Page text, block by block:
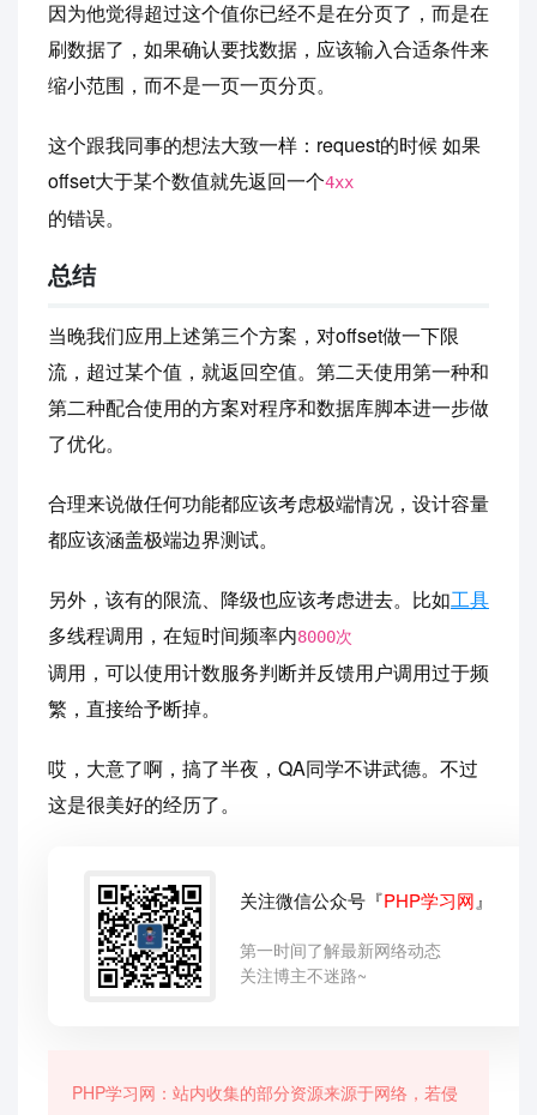
因为他觉得超过这个值你已经不是在分页了，而是在
刷数据了，如果确认要找数据，应该输入合适条件来
缩小范围，而不是一页一页分页。
这个跟我同事的想法大致一样：request的时候 如果
offset大于某个数值就先返回一个4xx
的错误。
总结
当晚我们应用上述第三个方案，对offset做一下限
流，超过某个值，就返回空值。第二天使用第一种和
第二种配合使用的方案对程序和数据库脚本进一步做
了优化。
合理来说做任何功能都应该考虑极端情况，设计容量
都应该涵盖极端边界测试。
另外，该有的限流、降级也应该考虑进去。比如工具
多线程调用，在短时间频率内8000次
调用，可以使用计数服务判断并反馈用户调用过于频
繁，直接给予断掉。
哎，大意了啊，搞了半夜，QA同学不讲武德。不过
这是很美好的经历了。
关注微信公众号『PHP学习网 』
第一时间了解最新网络动态
关注博主不迷路~
PHP学习网：站内收集的部分资源来源于网络，若侵